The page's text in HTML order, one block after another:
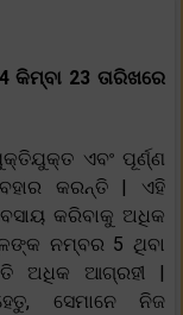
23 ତାରିଖରେ
ଏବଂ ପୂର୍ଣ୍ଣ
କରନ୍ତି | ଏହି
କରିବାକୁ ଅଧିକ
ନମ୍ବର 5 ଥିବା
ଅଧିକ ଆଗ୍ରହୀ |
ସେମାନେ ନିଜ